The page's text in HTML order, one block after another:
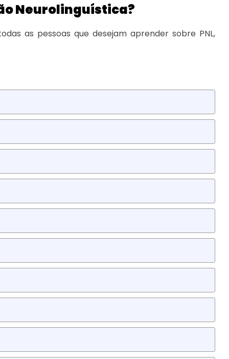
Neurolinguística?
as pessoas que desejam aprender sobre PNL,